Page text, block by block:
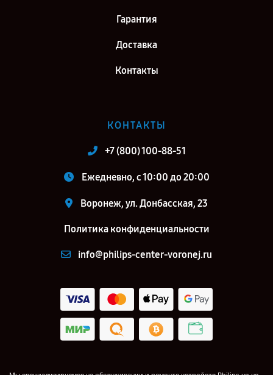
Гарантия
Доставка
Контакты
КОНТАКТЫ
+7 (800) 100-88-51
Ежедневно, с 10:00 до 20:00
Воронеж, ул. Донбасская, 23
Политика конфиденциальности
info@philips-center-voronej.ru